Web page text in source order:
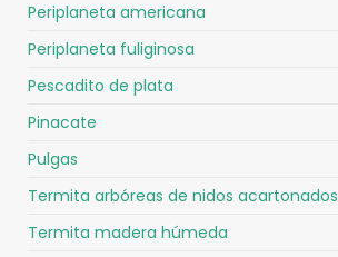
Periplaneta americana
Periplaneta fuliginosa
Pescadito de plata
Pinacate
Pulgas
Termita arbóreas de nidos acartonados
Termita madera húmeda